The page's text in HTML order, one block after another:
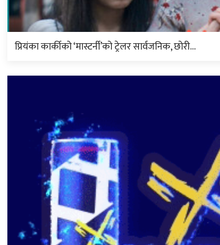
प्रियंका कार्कीको ‘मास्टर्नी’को ट्रेलर सार्वजनिक, छोरी…